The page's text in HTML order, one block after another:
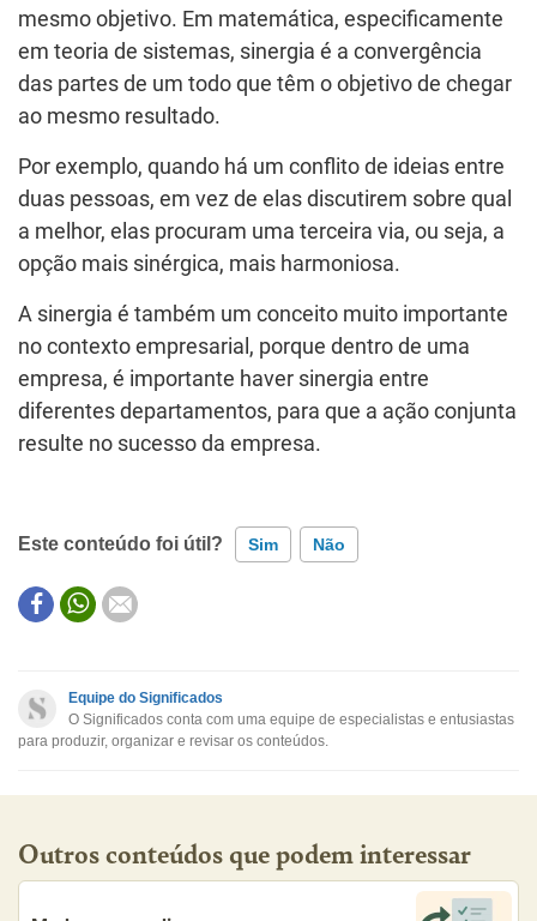
mesmo objetivo. Em matemática, especificamente
em teoria de sistemas, sinergia é a convergência
das partes de um todo que têm o objetivo de chegar
ao mesmo resultado.
Por exemplo, quando há um conflito de ideias entre
duas pessoas, em vez de elas discutirem sobre qual
a melhor, elas procuram uma terceira via, ou seja, a
opção mais sinérgica, mais harmoniosa.
A sinergia é também um conceito muito importante
no contexto empresarial, porque dentro de uma
empresa, é importante haver sinergia entre
diferentes departamentos, para que a ação conjunta
resulte no sucesso da empresa.
Este conteúdo foi útil? Sim Não
Este conteúdo não tem a informação que procuro
Outro
Equipe do Significados
O Significados conta com uma equipe de especialistas e entusiastas
para produzir, organizar e revisar os conteúdos.
Outros conteúdos que podem interessar